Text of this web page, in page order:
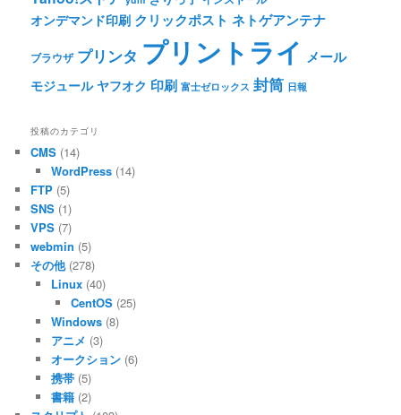
オンデマンド印刷 クリックポスト ネトゲアンテナ
ブラウザ プリンタ プリントライ メール
モジュール ヤフオク 印刷 富士ゼロックス 封筒 日報
投稿のカテゴリ
CMS (14)
WordPress(14)
FTP (5)
SNS (1)
VPS (7)
webmin (5)
その他(278)
Linux(40)
CentOS (25)
Windows(8)
アニメ (3)
オークション(6)
携帯(5)
書籍(2)